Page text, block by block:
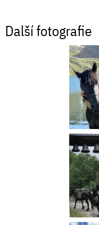
Další fotografie